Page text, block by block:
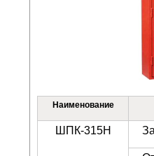
Наименование
ШПК-315Н